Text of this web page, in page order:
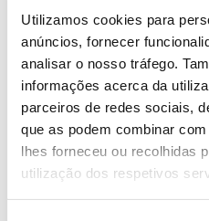
Utilizamos cookies para
anúncios, fornecer
analisar o nosso tráfego.
informações acerca da
parceiros de redes sociais,
que as podem combinar
lhes forneceu ou recolhidas
utilização dos respetivos
desafio – em vertentes
produção e capacidade de
microestruturas, por
nanofibras florestais
termos de melhoria de
de impactes ambientais
terrestres, mas também
aeroespaciais. Já há vários
reconhece melhorias nas